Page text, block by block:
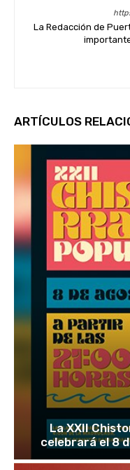
La Redacción de
ARTÍCULOS
La XXII
celebrará el 8